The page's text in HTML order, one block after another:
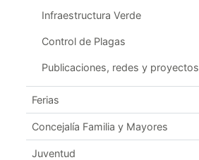
Infraestructura Verde
Control de Plagas
Publicaciones, redes y proyectos
Ferias
Concejalía Familia y Mayores
Juventud